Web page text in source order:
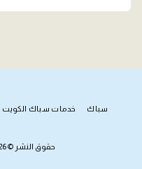
حقوق النشر © 2026 جميع الحقوق محفوظة
سباك خدمات سباك الكويت